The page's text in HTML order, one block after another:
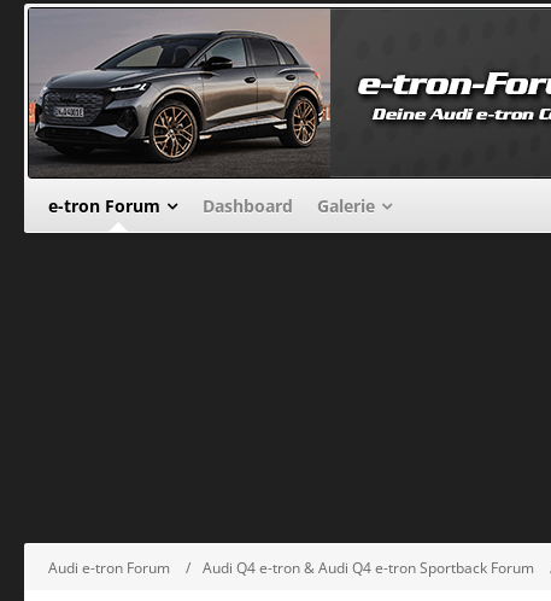
e-tron Forum Dashboard Galerie
Audi e-tron Forum Audi Q4 e-tron & Audi Q4 e-tron Sportback Forum